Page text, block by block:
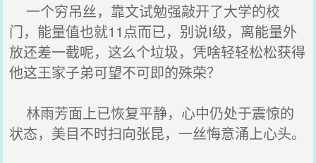
一个穷吊丝，靠文试勉强敲开了大学的校
门，能量值也就11点而已，别说I级，离能量外
放还差一截呢，这么个垃圾，凭啥轻轻松松获得
他这王家子弟可望不可即的殊荣？
林雨芳面上已恢复平静，心中仍处于震惊的
状态，美目不时扫向张昆，一丝悔意涌上心头。